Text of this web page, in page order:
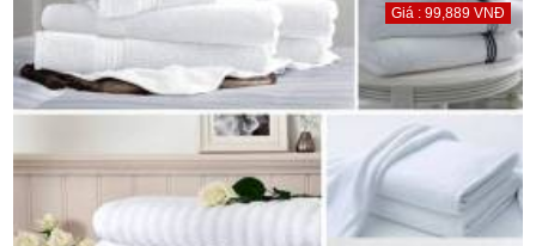
Giá : 99,889 VNĐ